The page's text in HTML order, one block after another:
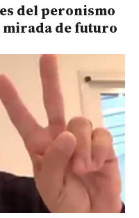
del peronismo
mirada de futuro